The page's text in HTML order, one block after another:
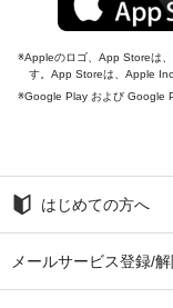
Appleのロゴ、App Storeは
す。App Storeは、Apple
Google Play および Google
はじめての方へ
メールサービス登録/解